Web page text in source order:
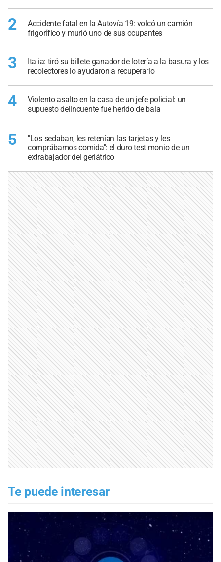
2
Accidente fatal en la Autovía 19: volcó un camión
frigorífico y murió uno de sus ocupantes
3
Italia: tiró su billete ganador de lotería a la basura y los
recolectores lo ayudaron a recuperarlo
4
Violento asalto en la casa de un jefe policial: un
supuesto delincuente fue herido de bala
5
"Los sedaban, les retenían las tarjetas y les
comprábamos comida": el duro testimonio de un
extrabajador del geriátrico
Te puede interesar